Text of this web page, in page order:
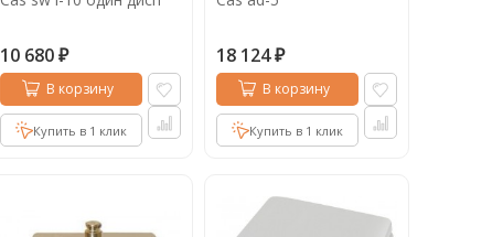
10 680 ₽
В корзину
Купить в 1 клик
18 124 ₽
В корзину
Купить в 1 клик